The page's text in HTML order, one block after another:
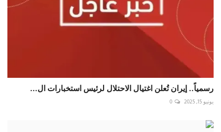
رسمياً.. إيران تُعلن اغتيال الاحتلال لرئیس استخبارات ال...
يونيو 15, 2025 0